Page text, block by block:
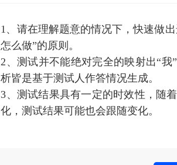
1、请在理解题意的情况下，快速做
怎么做”的原则。
2、测试并不能绝对完全的映射出“
析皆是基于测试人作答情况生成。
3、测试结果具有一定的时效性，随
化，测试结果可能也会跟随变化。